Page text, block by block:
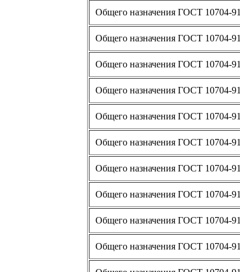
Общего назначения ГОСТ 10704-91
Общего назначения ГОСТ 10704-91
Общего назначения ГОСТ 10704-91
Общего назначения ГОСТ 10704-91
Общего назначения ГОСТ 10704-91
Общего назначения ГОСТ 10704-91
Общего назначения ГОСТ 10704-91
Общего назначения ГОСТ 10704-91
Общего назначения ГОСТ 10704-91
Общего назначения ГОСТ 10704-91